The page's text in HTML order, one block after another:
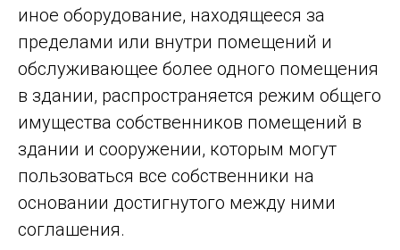
иное оборудование, находящееся за
пределами или внутри помещений и
обслуживающее более одного помещения
в здании, распространяется режим общего
имущества собственников помещений в
здании и сооружении, которым могут
пользоваться все собственники на
основании достигнутого между ними
соглашения.